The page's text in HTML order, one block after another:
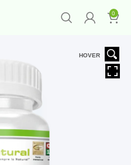
0
HOVER
unidades y llévate 1
YA